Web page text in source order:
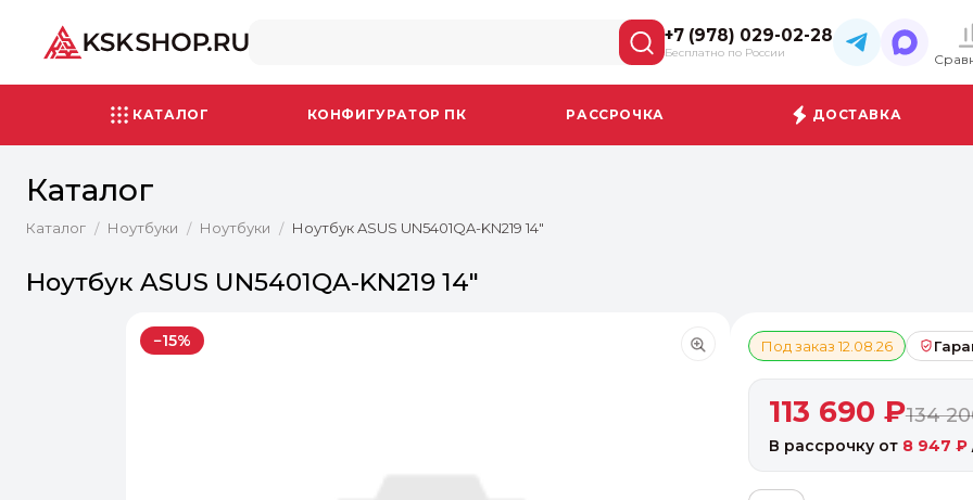
+7 (978) 029-02-28
Бесплатно по России
КАТАЛОГ КОНФИГУРАТОР ПК РАССРОЧКА ДОСТАВКА
Каталог
Каталог / Ноутбуки / Ноутбуки / Ноутбук ASUS UN5401QA-KN219 14"
Ноутбук ASUS UN5401QA-KN219 14"
−15% Под заказ 12.08.26
113 690 ₽134
В рассрочку от 8 947 ₽